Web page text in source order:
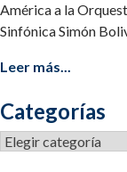
América a la
Sinfónica Simón
Leer más...
Categorías
Categorías